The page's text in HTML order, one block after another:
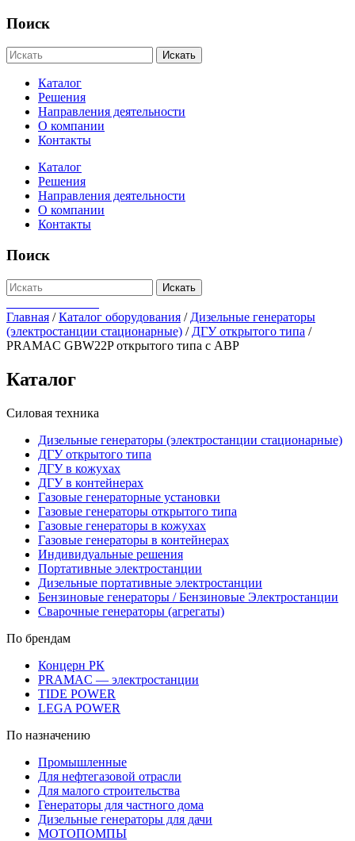
Поиск
Искать
Каталог
Решения
Направления деятельности
О компании
Контакты
Каталог
Решения
Направления деятельности
О компании
Контакты
Поиск
Искать
Главная /Каталог оборудования / Дизельные генераторы
(электростанции стационарные) / ДГУ открытого типа /
PRAMAC GBW22P открытого типа с АВР
Каталог
Силовая техника
Дизельные генераторы (электростанции стационарные)
ДГУ открытого типа
ДГУ в кожухах
ДГУ в контейнерах
Газовые генераторные установки
Газовые генераторы открытого типа
Газовые генераторы в кожухах
Газовые генераторы в контейнерах
Индивидуальные решения
Портативные электростанции
Дизельные портативные электростанции
Бензиновые генераторы / Бензиновые Электростанции
Сварочные генераторы (агрегаты)
По брендам
Концерн РК
PRAMAC — электростанции
TIDE POWER
LEGA POWER
По назначению
Промышленные
Для нефтегазовой отрасли
Для малого строительства
Генераторы для частного дома
Дизельные генераторы для дачи
МОТОПОМПЫ